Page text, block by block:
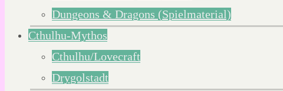
Dungeons & Dragons (Spielmaterial)
Cthulhu-Mythos
Cthulhu/Lovecraft
Drygolstadt